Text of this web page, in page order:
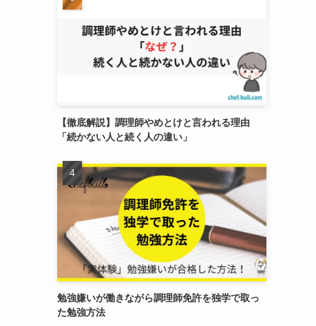
【徹底解説】調理師やめとけと言われる理由
「続かない人と続く人の違い」
勉強嫌いが働きながら調理師免許を独学で取っ
た勉強方法